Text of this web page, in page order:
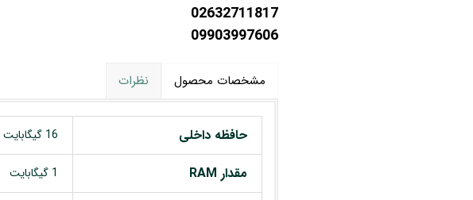
02632711817
09903997606
مشخصات محصول نظرات
حافظه داخلی 16 گیگابایت
مقدار RAM 1 گیگابایت